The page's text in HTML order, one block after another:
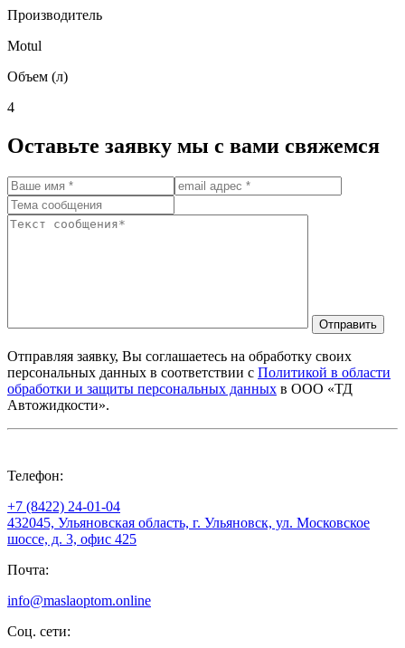
Производитель
Motul
Объем (л)
4
Оставьте заявку мы с вами свяжемся
Отправить
Отправляя заявку, Вы соглашаетесь на обработку своих
персональных данных в соответствии с Политикой в области
обработки и защиты персональных данных в ООО «ТД
Автожидкости».
Телефон:
+7 (8422) 24-01-04
432045, Ульяновская область, г. Ульяновск, ул. Московское
шоссе, д. 3, офис 425
Почта:
info@maslaoptom.online
Соц. сети: